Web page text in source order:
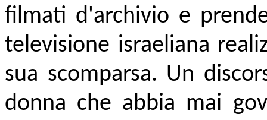
filmati d'archivio e
televisione israeliana
sua scomparsa. Un
donna che abbia mai